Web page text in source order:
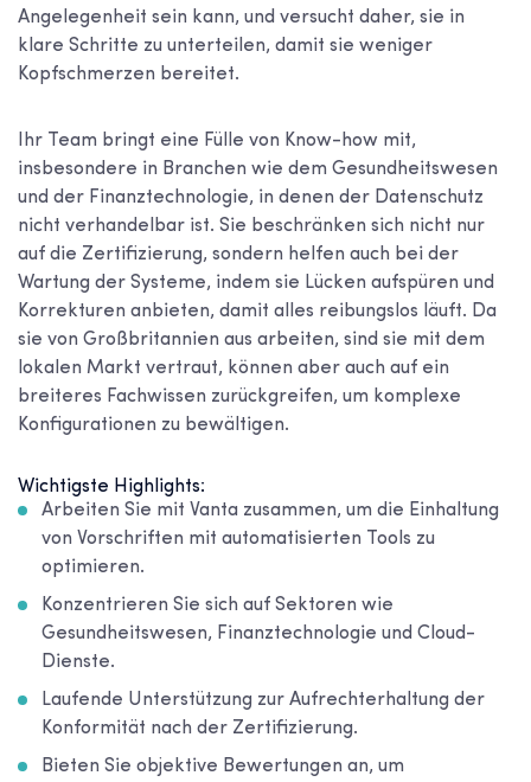
Angelegenheit sein kann, und versucht daher, sie in
klare Schritte zu unterteilen, damit sie weniger
Kopfschmerzen bereitet.
Ihr Team bringt eine Fülle von Know-how mit,
insbesondere in Branchen wie dem Gesundheitswesen
und der Finanztechnologie, in denen der Datenschutz
nicht verhandelbar ist. Sie beschränken sich nicht nur
auf die Zertifizierung, sondern helfen auch bei der
Wartung der Systeme, indem sie Lücken aufspüren und
Korrekturen anbieten, damit alles reibungslos läuft. Da
sie von Großbritannien aus arbeiten, sind sie mit dem
lokalen Markt vertraut, können aber auch auf ein
breiteres Fachwissen zurückgreifen, um komplexe
Konfigurationen zu bewältigen.
Wichtigste Highlights:
Arbeiten Sie mit Vanta zusammen, um die Einhaltung
von Vorschriften mit automatisierten Tools zu
optimieren.
Konzentrieren Sie sich auf Sektoren wie
Gesundheitswesen, Finanztechnologie und Cloud-
Dienste.
Laufende Unterstützung zur Aufrechterhaltung der
Konformität nach der Zertifizierung.
Bieten Sie objektive Bewertungen an, um